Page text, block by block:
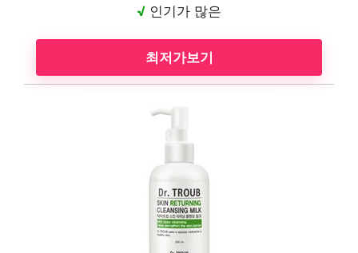
√ 인기가 많은
최저가보기